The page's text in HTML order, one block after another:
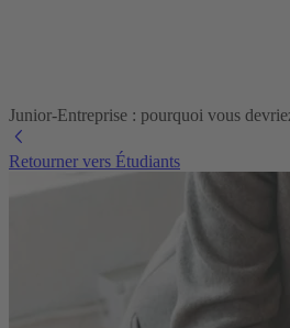
Junior-Entreprise : pourquoi vous
Retourner vers Étudiants